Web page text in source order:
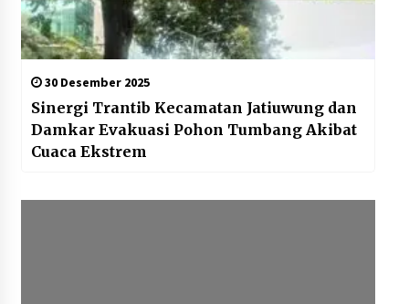
30 Desember 2025
Sinergi Trantib Kecamatan Jatiuwung dan
Damkar Evakuasi Pohon Tumbang Akibat
Cuaca Ekstrem